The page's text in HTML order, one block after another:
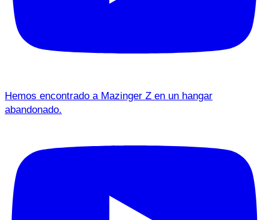
Hemos encontrado a Mazinger Z en un hangar
abandonado.